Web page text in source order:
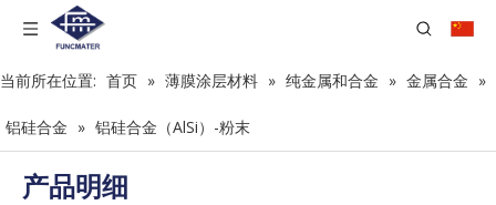
当前所在位置: 首页 » 薄膜涂层材料 » 纯金属和合金 » 金属合金 »
铝硅合金 » 铝硅合金（AlSi）-粉末
产品明细